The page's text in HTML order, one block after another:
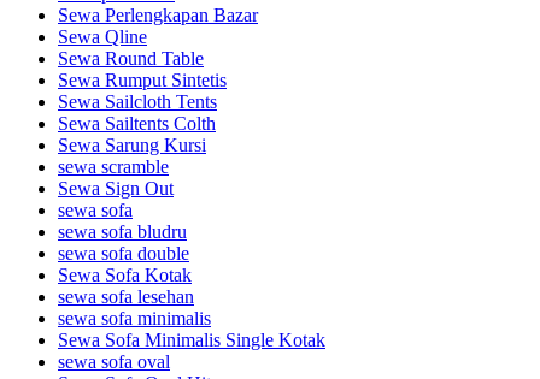
Sewa Perlengkapan Bazar
Sewa Qline
Sewa Round Table
Sewa Rumput Sintetis
Sewa Sailcloth Tents
Sewa Sailtents Colth
Sewa Sarung Kursi
sewa scramble
Sewa Sign Out
sewa sofa
sewa sofa bludru
sewa sofa double
Sewa Sofa Kotak
sewa sofa lesehan
sewa sofa minimalis
Sewa Sofa Minimalis Single Kotak
sewa sofa oval